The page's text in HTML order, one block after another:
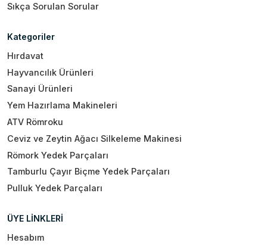
Sıkça Sorulan Sorular
Kategoriler
Hırdavat
Hayvancılık Ürünleri
Sanayi Ürünleri
Yem Hazırlama Makineleri
ATV Römroku
Ceviz ve Zeytin Ağacı Silkeleme Makinesi
Römork Yedek Parçaları
Tamburlu Çayır Biçme Yedek Parçaları
Pulluk Yedek Parçaları
ÜYE LİNKLERİ
Hesabım